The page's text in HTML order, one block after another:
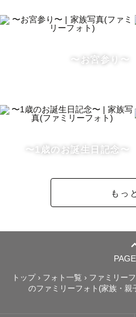
〜お宮参り〜
〜1歳のお誕生日記念〜
もっ
トップ › フォト一覧 › ファミリー
のファミリーフォト(家族・親